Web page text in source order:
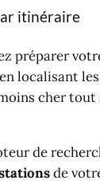
localisant
cher tout
de
de
un ou